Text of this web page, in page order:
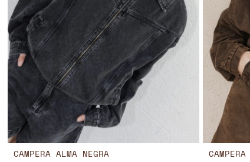
CAMPERA ALMA NEGRA